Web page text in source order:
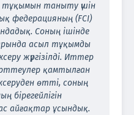
тұқымын таныту үшін
федерацияның (FCI)
Соның ішінде
асыл тұқымды
жүргізілді. Иттер
қамтылған
өтті, соның
бірегейлігін
айғақтар ұсындық.